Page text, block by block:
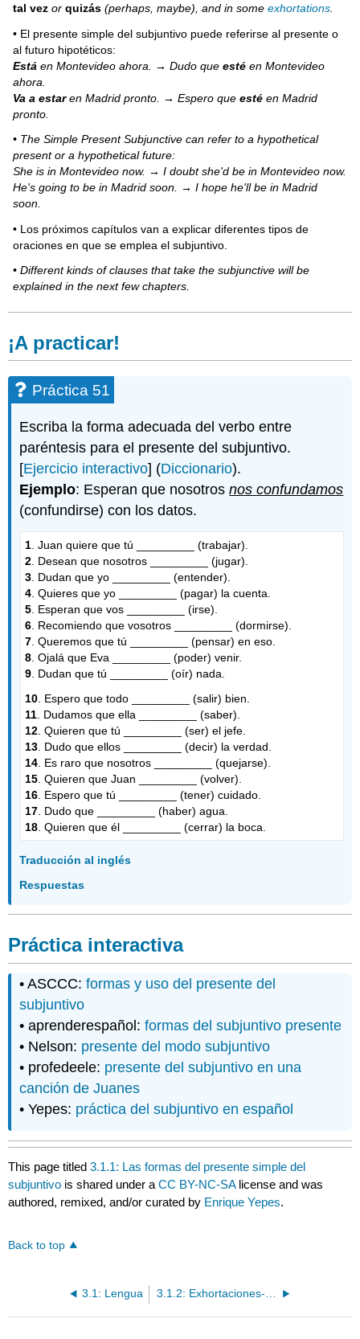
tal vez orquizás (perhaps, maybe), and in someexhortations.
• El presente simple del subjuntivo puede referirse al presente o
al futuro hipotéticos:
Está en Montevideo ahora. → Dudo queesté en Montevideo
ahora.
Va a estaren Madrid pronto. → Espero queesté en Madrid
pronto.
• The Simple Present Subjunctive can refer to a hypothetical
present or a hypothetical future:
She is in Montevideo now. → I doubt she'd be in Montevideo now.
He's going to be in Madrid soon. → I hope he'll be in Madrid
soon.
• Los próximos capítulos van a explicar diferentes tipos de
oraciones en que se emplea el subjuntivo.
• Different kinds of clauses that take the subjunctive will be
explained in the next few chapters.
¡A practicar!
Práctica 51
Escriba la forma adecuada del verbo entre
paréntesis para el presente del subjuntivo.
[Ejercicio interactivo] (Diccionario).
Ejemplo: Esperan que nosotrosnos confundamos
(confundirse) con los datos.
1 . Juan quiere que tú _________ (trabajar).
2 . Desean que nosotros _________ (jugar).
3 . Dudan que yo _________ (entender).
4 . Quieres que yo _________ (pagar) la cuenta.
5 . Esperan que vos _________ (irse).
6 . Recomiendo que vosotros _________ (dormirse).
7 . Queremos que tú _________ (pensar) en eso.
8 . Ojalá que Eva _________ (poder) venir.
9 . Dudan que tú _________ (oír) nada.
10. Espero que todo _________ (salir) bien.
11. Dudamos que ella _________ (saber).
12. Quieren que tú _________ (ser) el jefe.
13. Dudo que ellos _________ (decir) la verdad.
14. Es raro que nosotros _________ (quejarse).
15. Quieren que Juan _________ (volver).
16. Espero que tú _________ (tener) cuidado.
17. Dudo que _________ (haber) agua.
18. Quieren que él _________ (cerrar) la boca.
Traducción al inglés
Respuestas
Práctica interactiva
• ASCCC:formas y uso del presente del
subjuntivo
• aprenderespañol:formas del subjuntivo presente
• Nelson: presente del modo subjuntivo
• profedeele: presente del subjuntivo en una
canción de Juanes
• Yepes: práctica del subjuntivo en español
This page titled3.1.1: Las formas del presente simple del
subjuntivo is shared under aCC BY-NC-SA license and was
authored, remixed, and/or curated by Enrique Yepes.
Back to top
3.1: Lengua